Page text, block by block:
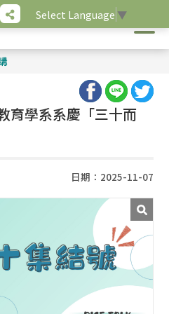
Select Language ▼
育學系系慶「三十而
日期：2025-11-07